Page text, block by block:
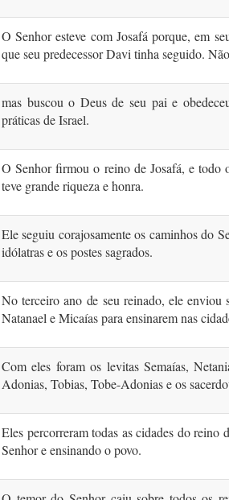
O Senhor esteve com Josafá porque, em
que seu predecessor Davi tinha seguido.
mas buscou o Deus de seu pai e
práticas de Israel.
O Senhor firmou o reino de Josafá, e todo
teve gran­de riqueza e honra.
Ele seguiu corajosamente os caminhos do
idólatras e os postes sagrados.
No terceiro ano de seu reinado, ele enviou
Natanael e Micaías para ensinarem nas
Com eles foram os levitas Semaías,
Adonias, Tobias, Tobe-Adonias e os
Eles percorreram todas as cidades do
Senhor e ensinando o povo.